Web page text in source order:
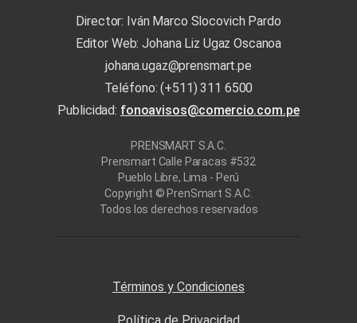
Director: Iván Marco Slocovich Pardo
Editor Web: Johana Liz Ugaz Oscanoa
johana.ugaz@prensmart.pe
Teléfono: (+511) 311 6500
Publicidad: fonoavisos@comercio.com.pe
PRENSMART S.A.C.
Prensmart Calle Paracas #532
Pueblo Libre, Lima - Perú
Copyright © PrenSmart S.A.C.
Todos los derechos reservados
Términos y Condiciones